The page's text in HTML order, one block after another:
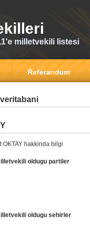
milletvekili listesi
Referandum
OKTAY hakkinda bilgi
oldugu partiler
oldugu sehirler